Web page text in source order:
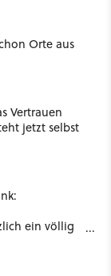
Orte aus
Vertrauen
jetzt selbst
ein völlig